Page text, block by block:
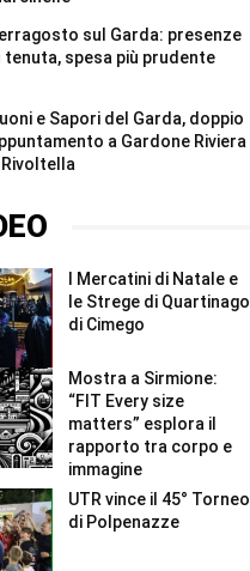
sul Garda: presenze
tenuta, spesa più prudente
e Sapori del Garda, doppio
a Gardone Riviera
Rivoltella
I Mercatini di Natale e
le Strege di Quartinago
di Cimego
Mostra a Sirmione:
“FIT Every size
matters” esplora il
rapporto tra corpo e
immagine
UTR vince il 45° Torneo
di Polpenazze